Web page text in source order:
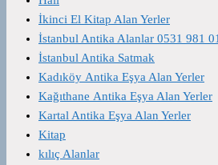
İkinci El Kitap Alan Yerler
İstanbul Antika Alanlar 0531 981
İstanbul Antika Satmak
Kadıköy Antika Eşya Alan Yerler
Kağıthane Antika Eşya Alan Yerler
Kartal Antika Eşya Alan Yerler
Kitap
kılıç Alanlar